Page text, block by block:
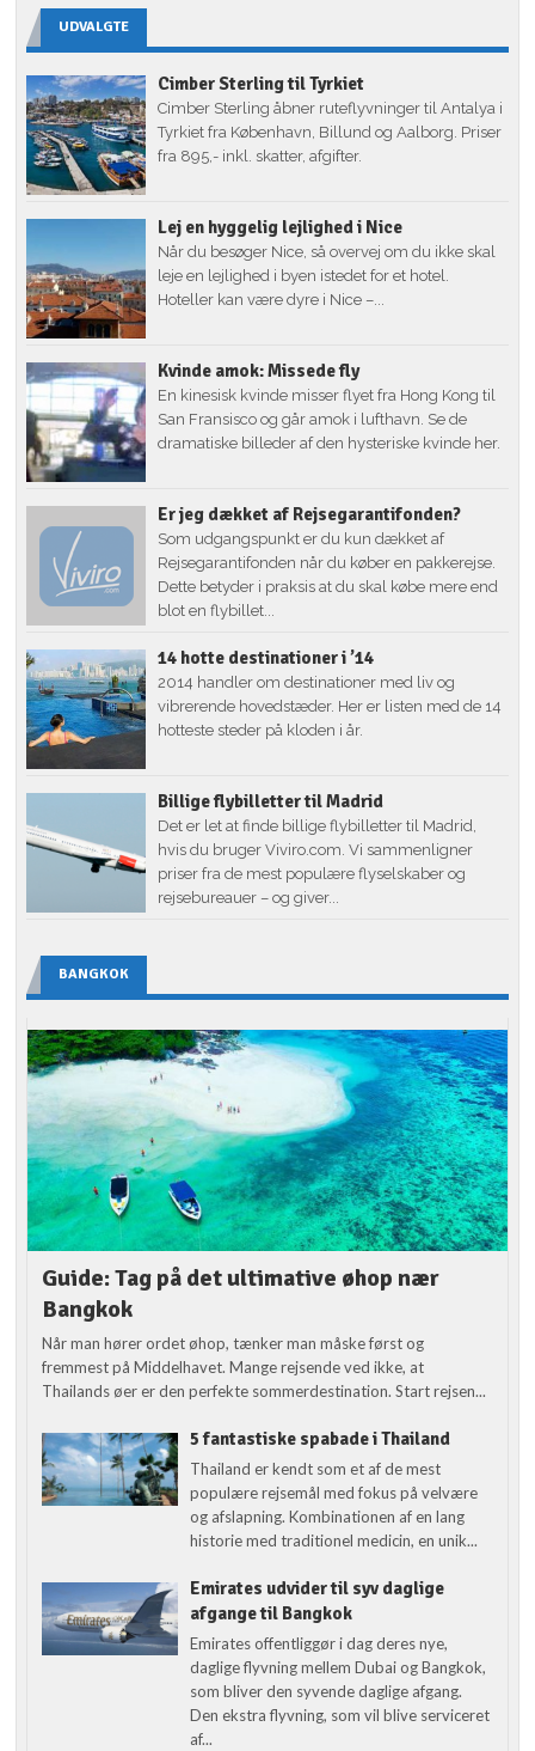
UDVALGTE
Cimber Sterling til Tyrkiet
Cimber Sterling åbner ruteflyvninger til Antalya i
Tyrkiet fra København, Billund og Aalborg. Priser
fra 895,- inkl. skatter, afgifter.
Lej en hyggelig lejlighed i Nice
Når du besøger Nice, så overvej om du ikke skal
leje en lejlighed i byen istedet for et hotel.
Hoteller kan være dyre i Nice –...
Kvinde amok: Missede fly
En kinesisk kvinde misser flyet fra Hong Kong til
San Fransisco og går amok i lufthavn. Se de
dramatiske billeder af den hysteriske kvinde her.
Er jeg dækket af Rejsegarantifonden?
Som udgangspunkt er du kun dækket af
Rejsegarantifonden når du køber en pakkerejse.
Dette betyder i praksis at du skal købe mere end
blot en flybillet...
14 hotte destinationer i ’14
2014 handler om destinationer med liv og
vibrerende hovedstæder. Her er listen med de 14
hotteste steder på kloden i år.
Billige flybilletter til Madrid
Det er let at finde billige flybilletter til Madrid,
hvis du bruger Viviro.com. Vi sammenligner
priser fra de mest populære flyselskaber og
rejsebureauer – og giver...
BANGKOK
Guide: Tag på det ultimative øhop nær
Bangkok
Når man hører ordet øhop, tænker man måske først og
fremmest på Middelhavet. Mange rejsende ved ikke, at
Thailands øer er den perfekte sommerdestination. Start rejsen...
5 fantastiske spabade i Thailand
Thailand er kendt som et af de mest
populære rejsemål med fokus på velvære
og afslapning. Kombinationen af en lang
historie med traditionel medicin, en unik...
Emirates udvider til syv daglige
afgange til Bangkok
Emirates offentliggør i dag deres nye,
daglige flyvning mellem Dubai og Bangkok,
som bliver den syvende daglige afgang.
Den ekstra flyvning, som vil blive serviceret
af...